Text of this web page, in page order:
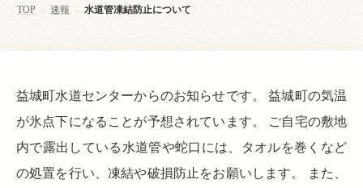
TOP > 速報 > 水道管凍結防止について
益城町水道センターからのお知らせです。 益城町の気温
が氷点下になることが予想されています。 ご自宅の敷地
内で露出している水道管や蛇口には、タオルを巻くなど
の処置を行い、凍結や破損防止をお願いします。 また、